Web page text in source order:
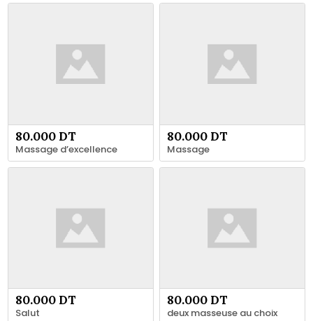
80.000 DT
Massage d’excellence
80.000 DT
Massage
80.000 DT
Salut
80.000 DT
deux masseuse au choix